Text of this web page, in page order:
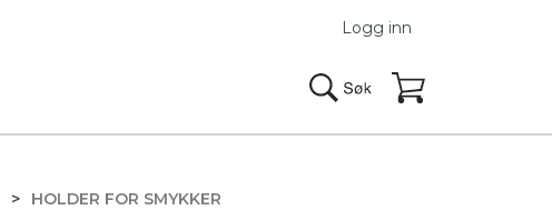
Logg inn
HOLDER FOR SMYKKER